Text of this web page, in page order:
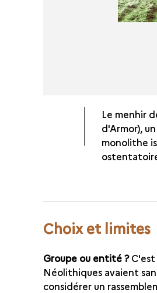
Le menhir
d'Armor),
monolithe
Choix et limites
Groupe ou entité ?C'est
Néolithiques avaient
considérer un